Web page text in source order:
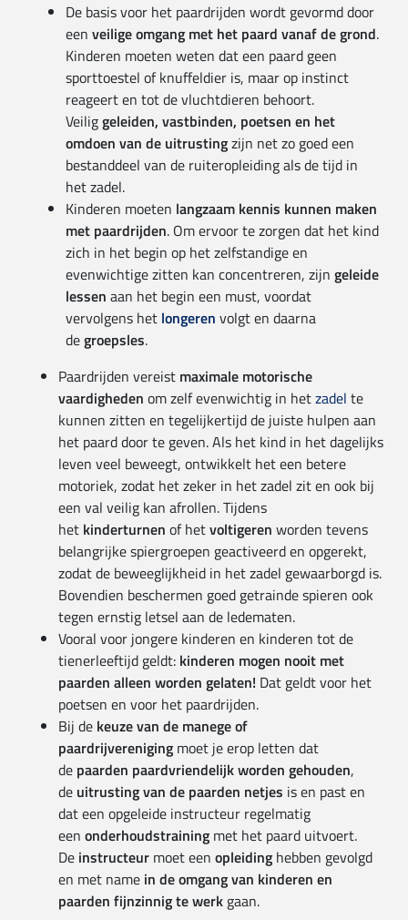
De basis voor het paardrijden wordt gevormd door
een veilige omgang met het paard vanaf de grond.
Kinderen moeten weten dat een paard geen
sporttoestel of knuffeldier is, maar op instinct
reageert en tot de vluchtdieren behoort.
Veiliggeleiden, vastbinden, poetsen en het
omdoen van de uitrustingzijn net zo goed een
bestanddeel van de ruiteropleiding als de tijd in
het zadel.
Kinderen moeten langzaam kennis kunnen maken
met paardrijden. Om ervoor te zorgen dat het kind
zich in het begin op het zelfstandige en
evenwichtige zitten kan concentreren, zijn geleide
lessen aan het begin een must, voordat
vervolgens het longeren volgt en daarna
degroepsles.
Paardrijden vereist maximale motorische
vaardigheden om zelf evenwichtig in hetzadel te
kunnen zitten en tegelijkertijd de juiste hulpen aan
het paard door te geven. Als het kind in het dagelijks
leven veel beweegt, ontwikkelt het een betere
motoriek, zodat het zeker in het zadel zit en ook bij
een val veilig kan afrollen. Tijdens
het kinderturnen of hetvoltigeren worden tevens
belangrijke spiergroepen geactiveerd en opgerekt,
zodat de beweeglijkheid in het zadel gewaarborgd is.
Bovendien beschermen goed getrainde spieren ook
tegen ernstig letsel aan de ledematen.
Vooral voor jongere kinderen en kinderen tot de
tienerleeftijd geldt: kinderen mogen nooit met
paarden alleen worden gelaten! Dat geldt voor het
poetsen en voor het paardrijden.
Bij de keuze van de manege of
paardrijvereniging moet je erop letten dat
de paarden paardvriendelijk worden gehouden,
de uitrusting van de paarden netjes is en past en
dat een opgeleide instructeur regelmatig
een onderhoudstraining met het paard uitvoert.
De instructeur moet een opleiding hebben gevolgd
en met name in de omgang van kinderen en
paarden fijnzinnig te werk gaan.